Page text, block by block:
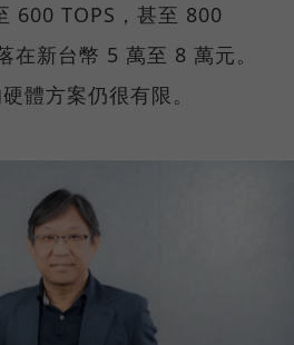
600 TOPS，甚至 800
在新台幣 5 萬至 8 萬元。
體方案仍很有限。